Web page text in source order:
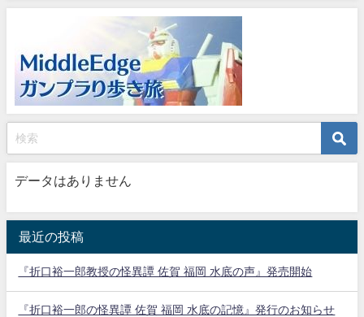
データはありません
最近の投稿
『折口裕一郎教授の怪異譚 佐賀 福岡 水底の声』発売開始
『折口裕一郎の怪異譚 佐賀 福岡 水底の記憶』発行のお知らせ